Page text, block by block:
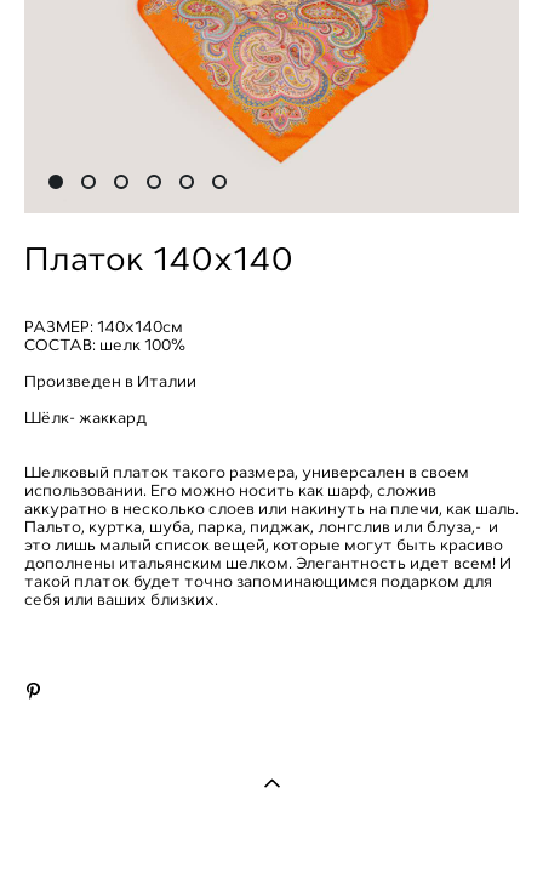
Платок 140х140
РАЗМЕР: 140х140см
СОСТАВ: шелк 100%
Произведен в Италии
Шёлк- жаккард
Шелковый платок такого размера, универсален в своем
использовании. Его можно носить как шарф, сложив
аккуратно в несколько слоев или накинуть на плечи, как шаль.
Пальто, куртка, шуба, парка, пиджак, лонгслив или блуза,- и
это лишь малый список вещей, которые могут быть красиво
дополнены итальянским шелком. Элегантность идет всем! И
такой платок будет точно запоминающимся подарком для
себя или ваших близких.